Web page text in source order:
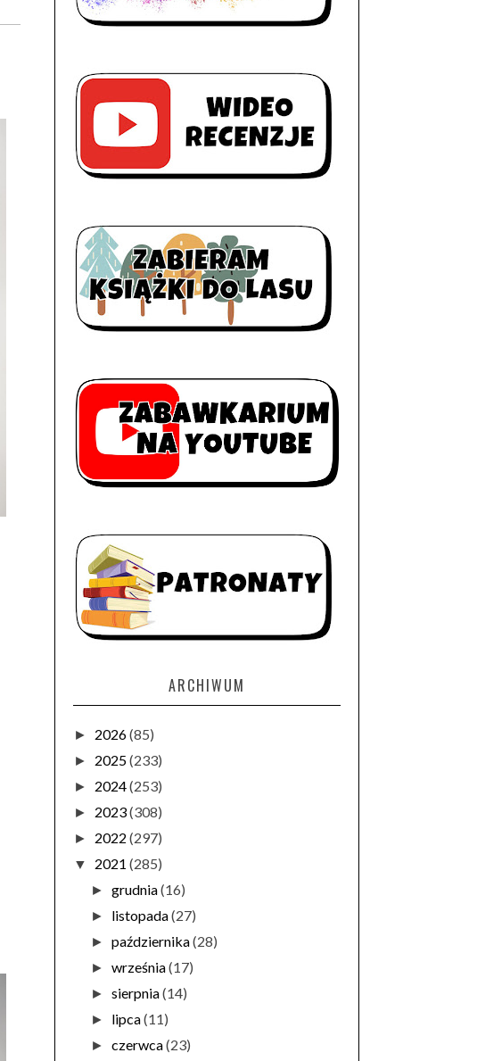
ARCHIWUM
► 2026(85)
► 2025(233)
► 2024(253)
► 2023(308)
► 2022 (297)
▼ 2021 (285)
►grudnia(16)
► listopada(27)
►października(28)
►września(17)
►sierpnia(14)
► lipca(11)
►czerwca(23)